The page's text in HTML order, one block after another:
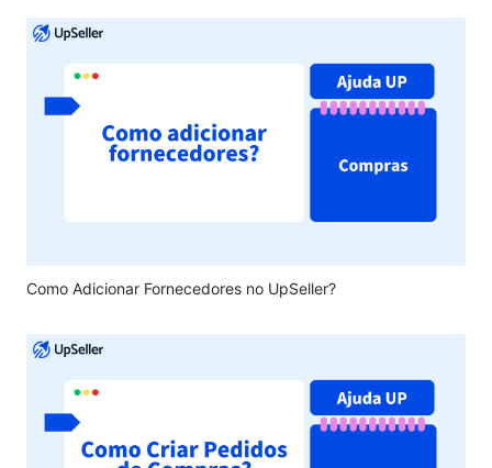
Como Adicionar Fornecedores no UpSeller?